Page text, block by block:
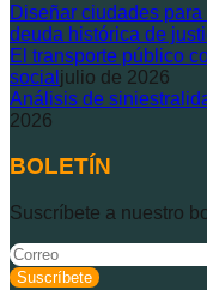
Diseñar ciudades
deuda histórica de
El transporte público
social julio de 2026
Análisis de
2026
BOLETÍN
Suscríbete a nuestro
Suscríbete